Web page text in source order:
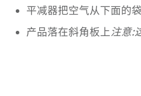
平减器把空气从下面的
产品落在斜角板上注意: